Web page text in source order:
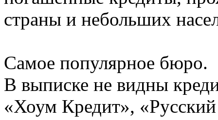
страны и небольших
Самое популярное бюро.
В выписке не видны
«Хоум Кредит»,